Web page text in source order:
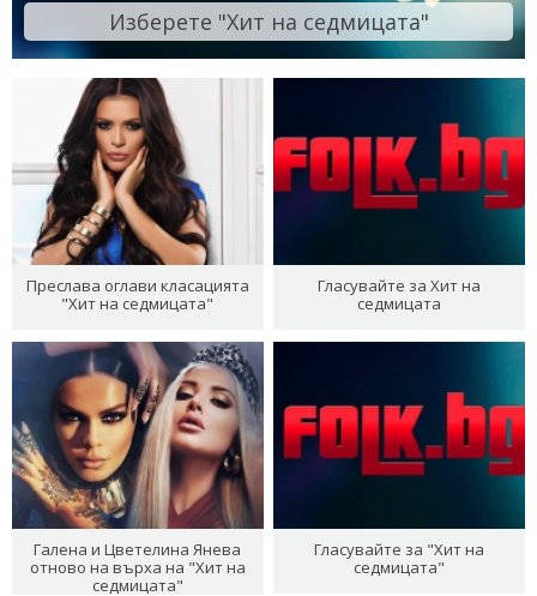
Изберете "Хит на седмицата"
Преслава оглави класацията
"Хит на седмицата"
Гласувайте за Хит на
седмицата
Галена и Цветелина Янева
отново на върха на "Хит на
седмицата"
Гласувайте за "Хит на
седмицата"